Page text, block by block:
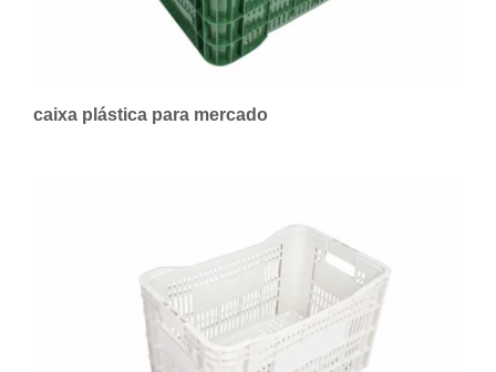
caixa plástica para mercado